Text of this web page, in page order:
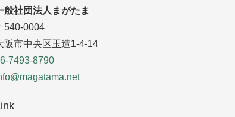
般社団法人まがたま
540-0004
阪市中央区玉造1-4-14
7493-8790